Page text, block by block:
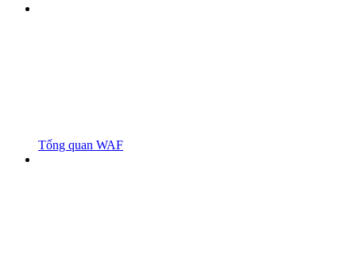
Tổng quan WAF